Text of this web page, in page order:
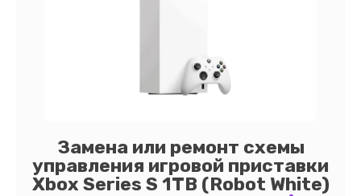
Замена или ремонт схемы
управления игровой приставки
Xbox Series S 1TB (Robot White)